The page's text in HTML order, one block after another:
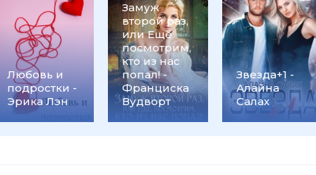
Любовь и
подростки -
Эрика Лэн
Замуж
второй раз,
или Ещё
посмотрим,
кто из нас
попал! -
Франциска
Вудворт
Звезда+1 -
Алайна
Салах